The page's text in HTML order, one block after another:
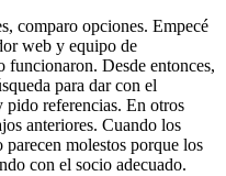
comparo opciones. Empecé
web y equipo de
Desde entonces,
para dar con el
pido referencias. En otros
anteriores. Cuando los
molestos porque los
con el socio adecuado.